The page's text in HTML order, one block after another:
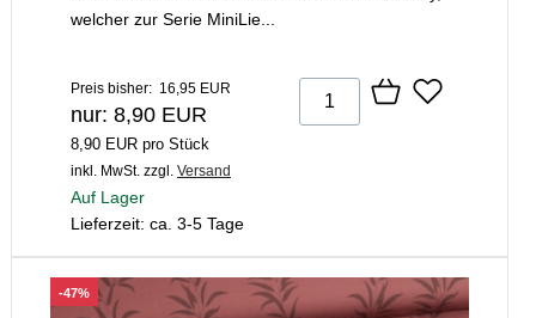
welcher zur Serie MiniLie...
Preis bisher: 16,95 EUR
nur: 8,90 EUR
8,90 EUR pro Stück
inkl. MwSt. zzgl. Versand
Auf Lager
Lieferzeit: ca. 3-5 Tage
-47%